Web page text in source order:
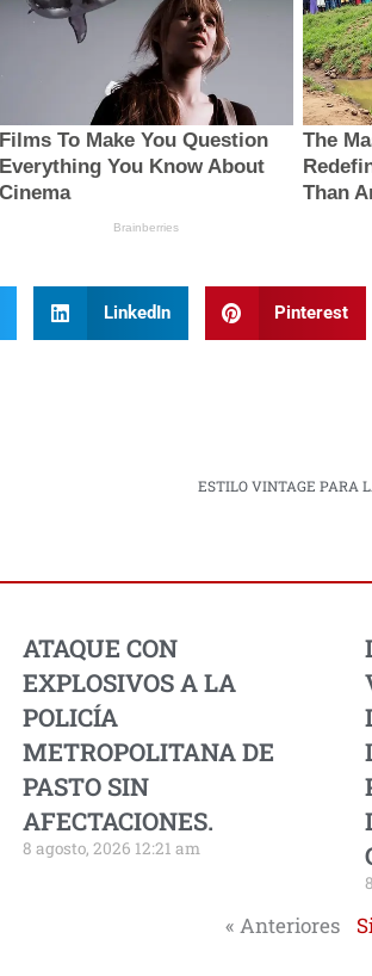
LinkedIn Pinterest
ESTILO VINTAGE PARA
ATAQUE CON
EXPLOSIVOS A LA
POLICÍA
METROPOLITANA DE
PASTO SIN
AFECTACIONES.
8 agosto, 2026 12:21 am
« Anteriores